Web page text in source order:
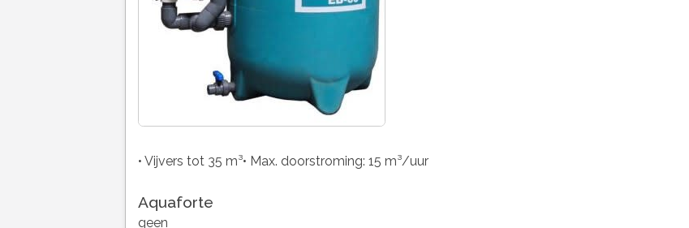
• Vijvers tot 35 m³• Max. doorstroming: 15 m³/uur
Aquaforte
geen